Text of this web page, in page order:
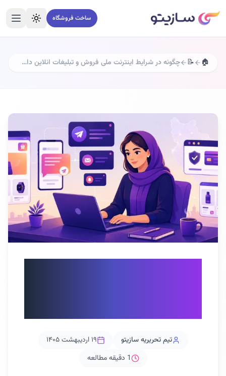
ساخت فروشگاه تغییر تممنو
🏠
📝 چگونه در شرایط اینترنت ملی فروش و تبلیغات انلاین داشته باشیم؟
تیم تحریریه سازیتو
۱۹ اردیبهشت ۱۴۰۵
1 دقیقه مطالعه